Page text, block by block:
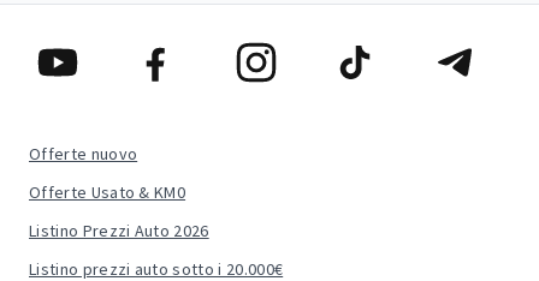
Offerte nuovo
Offerte Usato & KM0
Listino Prezzi Auto 2026
Listino prezzi auto sotto i 20.000€